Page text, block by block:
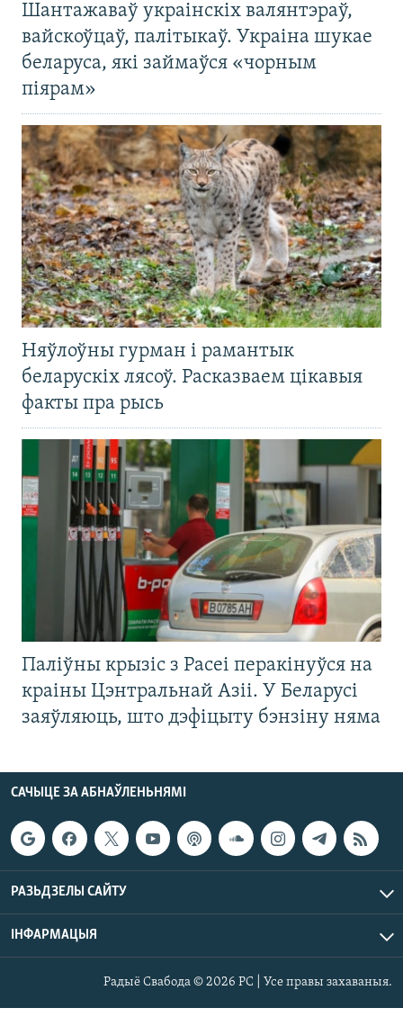
Шантажаваў украінскіх валянтэраў,
вайскоўцаў, палітыкаў. Украіна шукае
беларуса, які займаўся «чорным
піярам»
Няўлоўны гурман і рамантык
беларускіх лясоў. Расказваем цікавыя
факты пра рысь
Паліўны крызіс з Расеі перакінуўся на
краіны Цэнтральнай Азіі. У Беларусі
заяўляюць, што дэфіцыту бэнзіну няма
САЧЫЦЕ ЗА АБНАЎЛЕНЬНЯМІ
РАЗЬДЗЕЛЫ САЙТУ
ІНФАРМАЦЫЯ
Радыё Свабода © 2026 РС | Усе правы захаваныя.